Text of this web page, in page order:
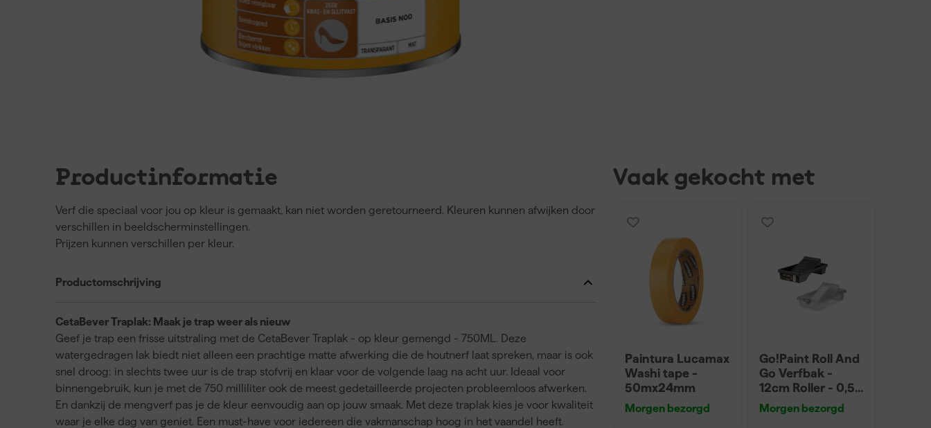
Productinformatie
Verf die speciaal voor jou op kleur is gemaakt, kan niet worden geretourneerd. Kleuren kunnen afwijken door
verschillen in beeldscherminstellingen.
Prijzen kunnen verschillen per kleur.
Productomschrijving
CetaBever Traplak: Maak je trap weer als nieuw
Geef je trap een frisse uitstraling met de CetaBever Traplak - op kleur gemengd - 750ML. Deze
watergedragen lak biedt niet alleen een prachtige matte afwerking die de houtnerf laat spreken, maar is ook
snel droog: in slechts twee uur is de trap stofvrij en klaar voor de volgende laag na acht uur. Ideaal voor
binnengebruik, kun je met de 750 milliliter ook de meest gedetailleerde projecten probleemloos afwerken.
En dankzij de mengverf pas je de kleur eenvoudig aan op jouw smaak. Met deze traplak kies je voor kwaliteit
waar je elke dag van geniet. Een must-have voor iedereen die vakmanschap hoog in het vaandel heeft.
Vaak gekocht met
Paintura Lucamax
Washi tape -
50mx24mm
Morgen bezorgd
Go!Paint Roll And
Go Verfbak -
12cm Roller - 0,5L
+ 5 Inzetbakken
Morgen bezorgd